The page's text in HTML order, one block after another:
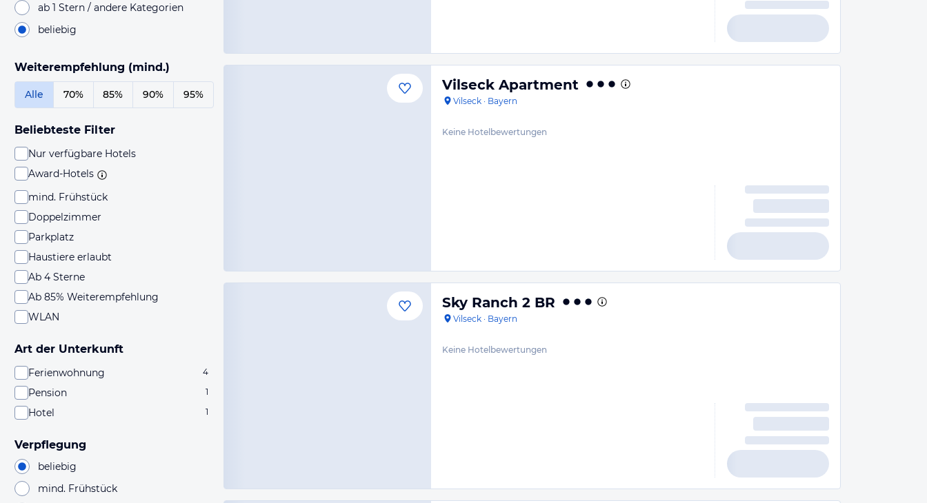
ab 1 Stern / andere Kategorien
beliebig
Weiterempfehlung (mind.)
Alle 70% 85% 90% 95%
Beliebteste Filter
Nur verfügbare Hotels
Award-Hotels
mind. Frühstück
Doppelzimmer
Parkplatz
Haustiere erlaubt
Ab 4 Sterne
Ab 85% Weiterempfehlung
WLAN
Art der Unterkunft
Ferienwohnung 4
Pension 1
Hotel 1
Verpflegung
beliebig
mind. Frühstück
Vilseck Apartment
Vilseck · Bayern
Keine Hotelbewertungen
Sky Ranch 2 BR
Vilseck · Bayern
Keine Hotelbewertungen